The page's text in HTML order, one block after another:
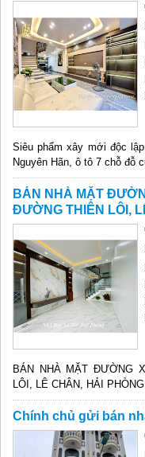
Siêu phẩm xây mới độc
Nguyên Hãn, ô tô 7 chỗ đỗ
BÁN NHÀ MẶT
ĐƯỜNG THIÊN LÔI,
BÁN NHÀ MẶT ĐƯỜNG
LÔI, LÊ CHÂN, HẢI PHÒNG
Chính chủ gửi bán